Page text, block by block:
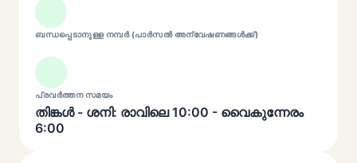
ബന്ധപ്പെടാനുള്ള നമ്പർ (പാർസൽ അന്വേഷണങ്ങൾക്ക്)
പ്രവർത്തന സമയം
തിങ്കൾ - ശനി: രാവിലെ 10:00 - വൈകുന്നേരം
6:00